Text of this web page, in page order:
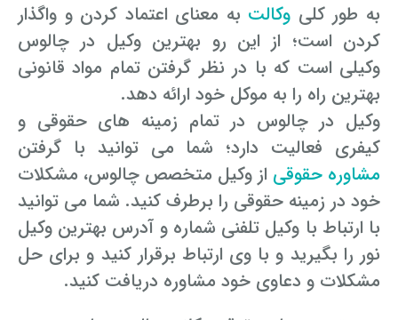
به طور کلی وکالت به معنای اعتماد کردن و واگذار
کردن است؛ از این رو بهترین وکیل در چالوس
وکیلی است که با در نظر گرفتن تمام مواد قانونی
بهترین راه را به موکل خود ارائه دهد.
وکیل در چالوس در تمام زمینه های حقوقی و
کیفری فعالیت دارد؛ شما می توانید با گرفتن
مشاوره حقوقی از وکیل متخصص چالوس، مشکلات
خود در زمینه حقوقی را برطرف کنید. شما می توانید
با ارتباط با وکیل تلفنی شماره و آدرس بهترین وکیل
نور را بگیرید و با وی ارتباط برقرار کنید و برای حل
مشکلات و دعاوی خود مشاوره دریافت کنید.